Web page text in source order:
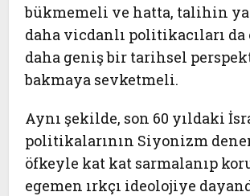
bükmemeli ve hatta, talihin
daha vicdanlı politikacıları
daha geniş bir tarihsel
bakmaya sevketmeli.
Aynı şekilde, son 60 yıldaki
politikalarının Siyonizm
öfkeyle kat kat sarmalanıp
egemen ırkçı ideolojiye